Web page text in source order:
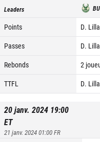
Leaders
Points D.
Passes
D.
Rebonds
2
TTFL
D.
20 janv. 2024 19:00
ET
21 janv. 2024 01:00FR